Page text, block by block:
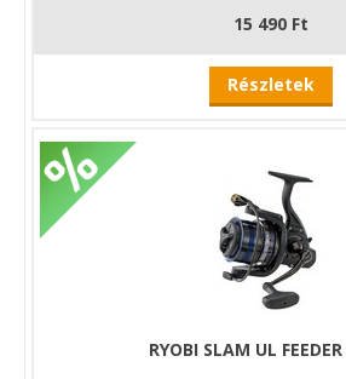
15 490 Ft
Részletek
RYOBI SLAM UL